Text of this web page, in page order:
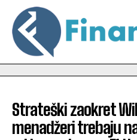
Strateški zaokret
menadžeri trebaju